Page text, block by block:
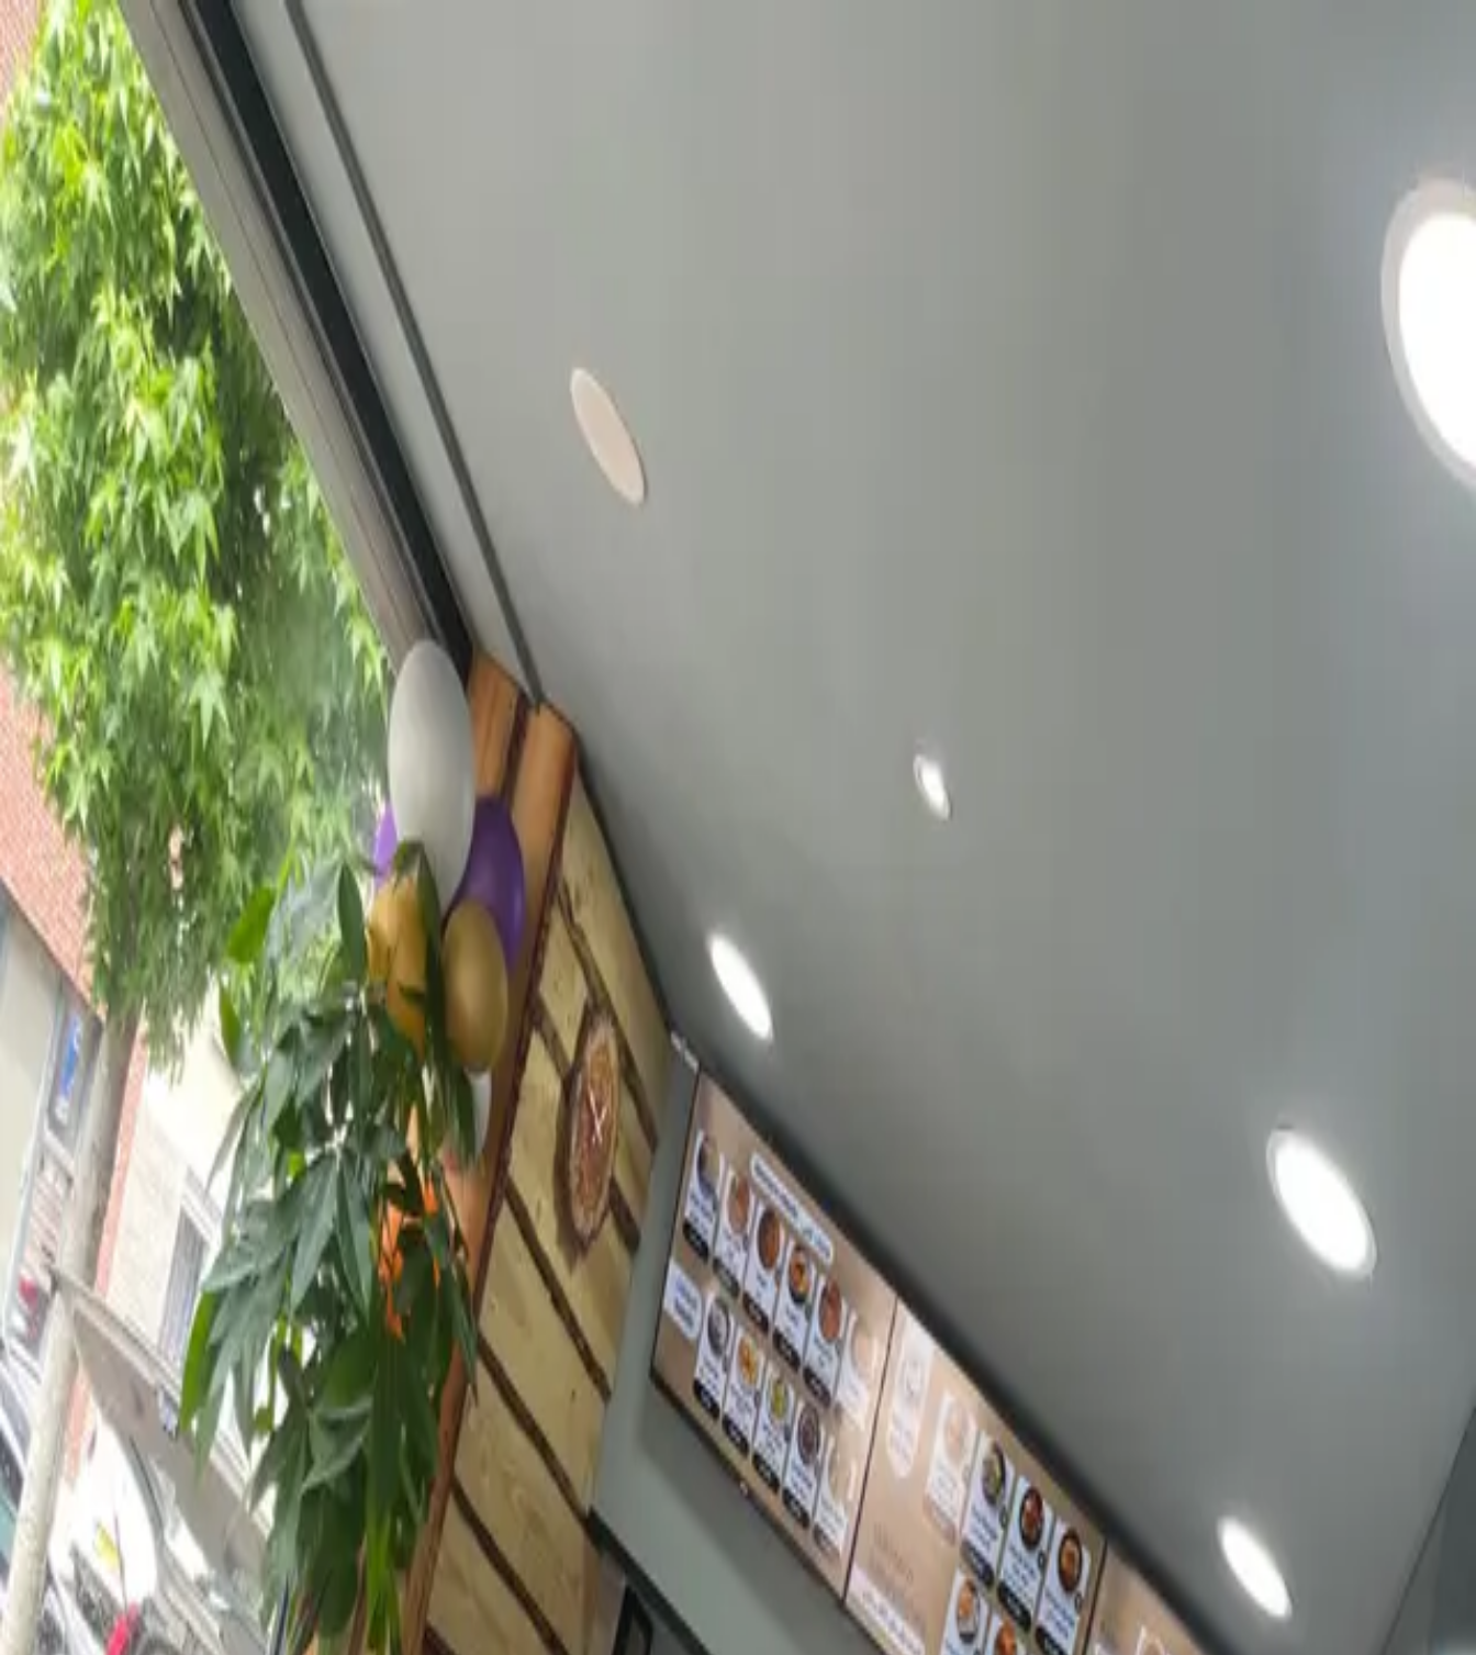
Bedrijfs markt
Bekijk aanbodBedrijf verkopen Partners Contact
Inloggenof Registreren
Terug Foto's Overzicht Beschrijving Kenmerken